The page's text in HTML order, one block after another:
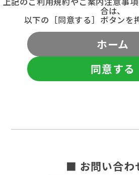
合は、
以下の［同意する］ボタンを
ホーム
同意する
■ お問い合